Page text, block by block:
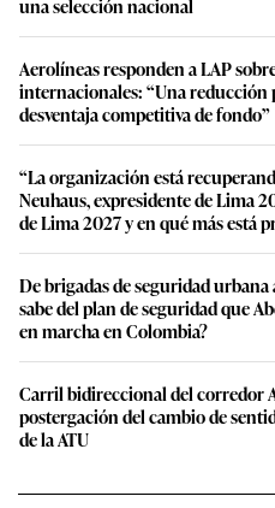
Aerolíneas responden a LAP
internacionales: “Una reducción
desventaja competitiva de fondo”
“La organización está
Neuhaus, expresidente de Lima
de Lima 2027 y en qué más está
De brigadas de seguridad
sabe del plan de seguridad que
en marcha en Colombia?
Carril bidireccional del corredor
postergación del cambio de
de la ATU